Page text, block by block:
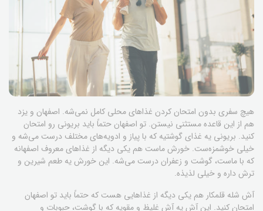
هیچ سفری بدون امتحان کردن غذاهای محلی کامل نمی‌شه. اصفهان و یزد
هم از این قاعده مستثنی نیستن. تو اصفهان حتماً باید بریونی رو امتحان
کنید. بریونی یه غذای گوشتیه که با پیاز و ادویه‌های مختلف درست می‌شه و
خیلی خوشمزه‌ست. خورش ماست هم یکی دیگه از غذاهای معروف اصفهانه
که با ماست، گوشت و زعفران درست می‌شه. این خورش یه طعم شیرین و
ترش داره و خیلی لذیذه.
آش شله قلمکار هم یکی دیگه از غذاهایی هست که حتماً باید تو اصفهان
امتحان کنید. این آش یه آش غلیظ و مقویه که با گوشت، حبوبات و